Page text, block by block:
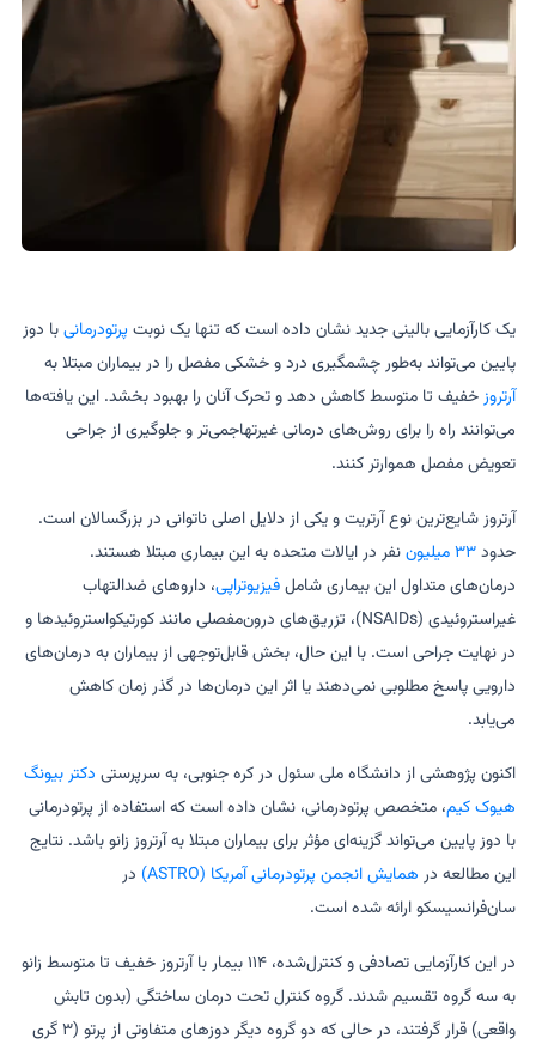
یک کارآزمایی بالینی جدید نشان داده است که تنها یک نوبتپرتودرمانیبا دوز
پایین می‌تواند به‌طور چشمگیری درد و خشکی مفصل را در بیماران مبتلا به
آرتروزخفیف تا متوسط کاهش دهد و تحرک آنان را بهبود بخشد. این یافته‌ها
می‌توانند راه را برای روش‌های درمانی غیرتهاجمی‌تر و جلوگیری از جراحی
تعویض مفصل هموارتر کنند.
آرتروز شایع‌ترین نوع آرتریت و یکی از دلایل اصلی ناتوانی در بزرگسالان است.
حدود۳۳ میلیون
نفر در ایالات متحده به این بیماری مبتلا هستند.
درمان‌های متداول این بیماری شاملفیزیوتراپی، داروهای ضدالتهاب
غیراستروئیدی (NSAIDs)، تزریق‌های درون‌مفصلی مانند کورتیکواستروئیدها و
در نهایت جراحی است. با این حال، بخش قابل‌توجهی از بیماران به درمان‌های
دارویی پاسخ مطلوبی نمی‌دهند یا اثر این درمان‌ها در گذر زمان کاهش
می‌یابد.
اکنون پژوهشی از دانشگاه ملی سئول در کره جنوبی، به سرپرستی دکتر بیونگ
هیوک کیم، متخصص پرتودرمانی، نشان داده است که استفاده از پرتودرمانی
با دوز پایین می‌تواند گزینه‌ای مؤثر برای بیماران مبتلا به آرتروز زانو باشد. نتایج
این مطالعه در همایش انجمن پرتودرمانی آمریکا (ASTRO)
در
سان‌فرانسیسکو ارائه شده است.
در این کارآزمایی تصادفی و کنترل‌شده، ۱۱۴ بیمار با آرتروز خفیف تا متوسط زانو
به سه گروه تقسیم شدند. گروه کنترل تحت درمان ساختگی (بدون تابش
واقعی) قرار گرفتند، در حالی که دو گروه دیگر دوزهای متفاوتی از پرتو (۳ گری